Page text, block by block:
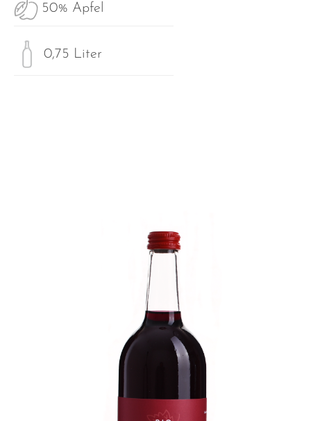
50% Apfel
0,75 Liter